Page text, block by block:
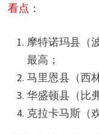
看点：
摩特诺玛县（
最高；
马里恩县（西
华盛顿县（比
克拉卡马斯（